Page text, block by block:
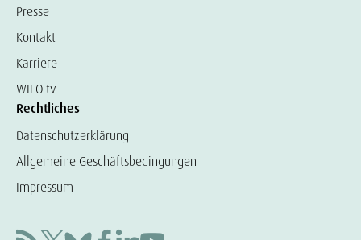
Presse
Kontakt
Karriere
WIFO.tv
Rechtliches
Datenschutzerklärung
Allgemeine Geschäftsbedingungen
Impressum